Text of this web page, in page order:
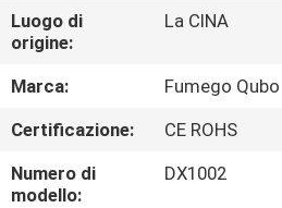
NOI
GIRO
DELLA
FABBRICA
Luogo di
origine:
La CINA
Marca:
Fumego Qubo
Certificazione:
CE ROHS
Numero di
modello:
DX1002